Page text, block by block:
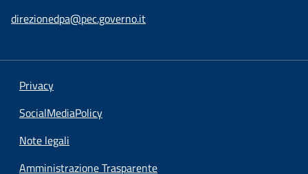
direzionedpa@pec.governo.it
Privacy
SocialMediaPolicy
Note legali
Amministrazione Trasparente